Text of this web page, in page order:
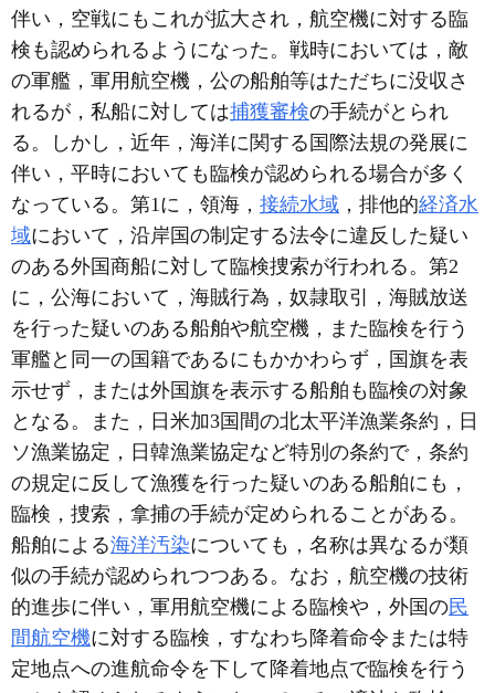
伴い，空戦にもこれが拡大され，航空機に対する臨
検も認められるようになった。戦時においては，敵
の軍艦，軍用航空機，公の船舶等はただちに没収さ
れるが，私船に対しては捕獲審検の手続がとられ
る。しかし，近年，海洋に関する国際法規の発展に
伴い，平時においても臨検が認められる場合が多く
なっている。第1に，領海， 接続水域 ，排他的経済水
域において，沿岸国の制定する法令に違反した疑い
のある外国商船に対して臨検捜索が行われる。第2
に，公海において，海賊行為，奴隷取引，海賊放送
を行った疑いのある船舶や航空機，また臨検を行う
軍艦と同一の国籍であるにもかかわらず，国旗を表
示せず，または外国旗を表示する船舶も臨検の対象
となる。また，日米加3国間の北太平洋漁業条約，日
ソ漁業協定，日韓漁業協定など特別の条約で，条約
の規定に反して漁獲を行った疑いのある船舶にも，
臨検，捜索，拿捕の手続が定められることがある。
船舶による海洋汚染についても，名称は異なるが類
似の手続が認められつつある。なお，航空機の技術
的進歩に伴い，軍用航空機による臨検や，外国の民
間航空機に対する臨検，すなわち降着命令または特
定地点への進航命令を下して降着地点で臨検を行う